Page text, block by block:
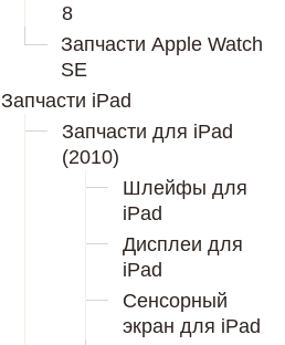
8
Запчасти Apple Watch
SE
Запчасти iPad
Запчасти для iPad
(2010)
Шлейфы для
iPad
Дисплеи для
iPad
Сенсорный
экран для iPad